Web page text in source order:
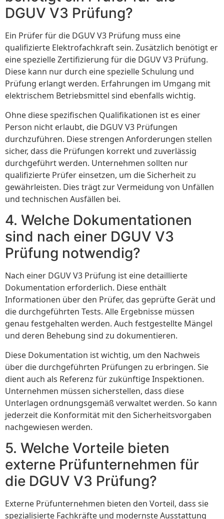
DGUV V3 Prüfung?
Ein Prüfer für die DGUV V3 Prüfung muss eine
qualifizierte Elektrofachkraft sein. Zusätzlich benötigt er
eine spezielle Zertifizierung für die DGUV V3 Prüfung.
Diese kann nur durch eine spezielle Schulung und
Prüfung erlangt werden. Erfahrungen im Umgang mit
elektrischem Betriebsmittel sind ebenfalls wichtig.
Ohne diese spezifischen Qualifikationen ist es einer
Person nicht erlaubt, die DGUV V3 Prüfungen
durchzuführen. Diese strengen Anforderungen stellen
sicher, dass die Prüfungen korrekt und zuverlässig
durchgeführt werden. Unternehmen sollten nur
qualifizierte Prüfer einsetzen, um die Sicherheit zu
gewährleisten. Dies trägt zur Vermeidung von Unfällen
und technischen Ausfällen bei.
4. Welche Dokumentationen
sind nach einer DGUV V3
Prüfung notwendig?
Nach einer DGUV V3 Prüfung ist eine detaillierte
Dokumentation erforderlich. Diese enthält
Informationen über den Prüfer, das geprüfte Gerät und
die durchgeführten Tests. Alle Ergebnisse müssen
genau festgehalten werden. Auch festgestellte Mängel
und deren Behebung sind zu dokumentieren.
Diese Dokumentation ist wichtig, um den Nachweis
über die durchgeführten Prüfungen zu erbringen. Sie
dient auch als Referenz für zukünftige Inspektionen.
Unternehmen müssen sicherstellen, dass diese
Unterlagen ordnungsgemäß verwaltet werden. So kann
jederzeit die Konformität mit den Sicherheitsvorgaben
nachgewiesen werden.
5. Welche Vorteile bieten
externe Prüfunternehmen für
die DGUV V3 Prüfung?
Externe Prüfunternehmen bieten den Vorteil, dass sie
spezialisierte Fachkräfte und modernste Ausstattung